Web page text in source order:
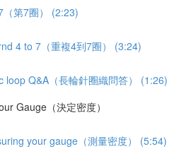
（第7圈） (2:23)
4 to 7（重複4到7圈） (3:24)
loop Q&A（長輪針圈織問答） (1:26)
Gauge（決定密度）
your gauge（測量密度） (5:54)